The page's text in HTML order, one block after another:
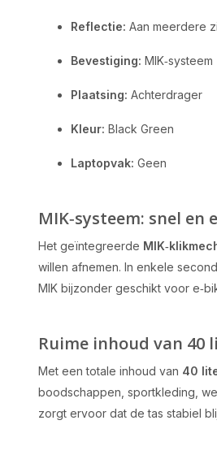
Reflectie: Aan meerdere
Bevestiging:
Plaatsing: Achterdrager
Kleur: Black Green
Laptopvak: Geen
MIK‑systeem: snel
Het geïntegreerde
willen afnemen. In enkele
MIK bijzonder geschikt voor
Ruime inhoud van 40
Met een totale inhoud van 40
boodschappen, sportkleding,
zorgt ervoor dat de tas stabiel